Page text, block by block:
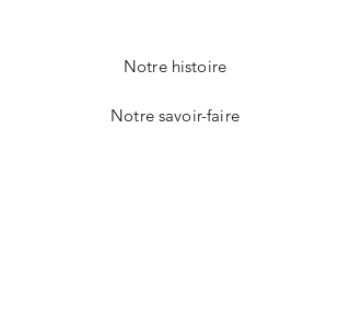
Notre histoire
Notre savoir-faire